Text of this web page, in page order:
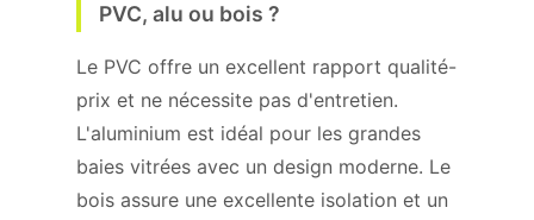
PVC, alu ou bois ?
Le PVC offre un excellent rapport qualité-
prix et ne nécessite pas d'entretien.
L'aluminium est idéal pour les grandes
baies vitrées avec un design moderne. Le
bois assure une excellente isolation et un